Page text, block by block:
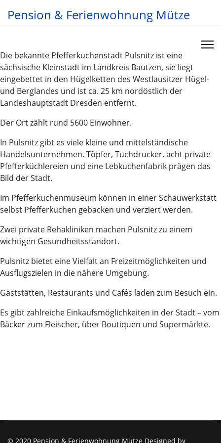
Pension & Ferienwohnung Mütze
Die bekannte Pfefferkuchenstadt Pulsnitz ist eine
sächsische Kleinstadt im Landkreis Bautzen, sie liegt
eingebettet in den Hügelketten des Westlausitzer Hügel-
und Berglandes und ist ca. 25 km nordöstlich der
Landeshauptstadt Dresden entfernt.
Der Ort zählt rund 5600 Einwohner.
In Pulsnitz gibt es viele kleine und mittelständische
Handelsunternehmen. Töpfer, Tuchdrucker, acht private
Pfefferküchlereien und eine Lebkuchenfabrik prägen das
Bild der Stadt.
Im Pfefferkuchenmuseum können in einer Schauwerkstatt
selbst Pfefferkuchen gebacken und verziert werden.
Zwei private Rehakliniken machen Pulsnitz zu einem
wichtigen Gesundheitsstandort.
Pulsnitz bietet eine Vielfalt an Freizeitmöglichkeiten und
Ausflugszielen in die nähere Umgebung.
Gaststätten, Restaurants und Cafés laden zum Besuch ein.
Es gibt zahlreiche Einkaufsmöglichkeiten in der Stadt – vom
Bäcker zum Fleischer, über Boutiquen und Supermärkte.
© 2020 Pension & Ferienwohnung Mütze Designed by